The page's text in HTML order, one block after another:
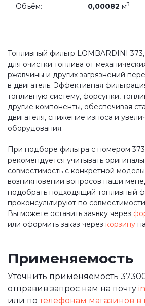
Объём: 0,00082 м3
Топливный фильтр LOMBARDINI
для очистки топлива от
ржавчины и других загрязнений
в двигатель. Эффективная
топливную систему, форсунки,
другие компоненты, обеспечивая
двигателя, снижение износа и
оборудования.
При подборе фильтра с номером
рекомендуется учитывать
совместимость с конкретной
возникновении вопросов наши
подобрать подходящий топливный
проконсультируют по
Вы можете оставить заявку через
или оформить заказ через корзину
Применяемость
Уточнить применяемость
отправив запрос нам на почту
или потелефонам магазинов в